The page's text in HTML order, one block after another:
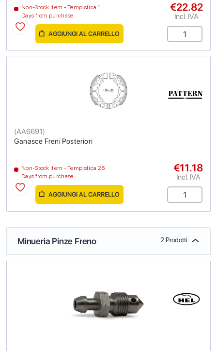
Non-Stock Item - Tempistica 1
Days from purchase
€22.82
Incl. IVA
AGGIUNGI AL CARRELLO
Ganasce Freni Posteriori
(AA6691)
Non-Stock Item - Tempistica 26
Days from purchase
€11.18
Incl. IVA
AGGIUNGI AL CARRELLO
Minueria Pinze Freno 2 Prodotti